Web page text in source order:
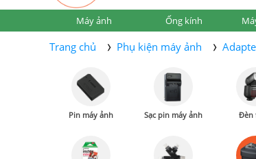
Máy ảnh Ống kính
Trang chủ Phụ kiện máy ảnh
Pin máy ảnh Sạc pin máy ảnh Đèn